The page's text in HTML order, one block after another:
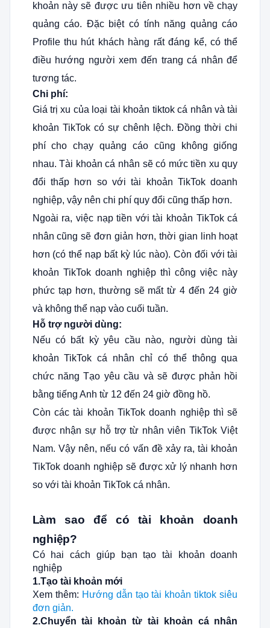
khoản này sẽ được ưu tiên nhiều hơn về chạy
quảng cáo. Đặc biệt có tính năng quảng cáo
Profile thu hút khách hàng rất đáng kể, có thể
điều hướng người xem đến trang cá nhân để
tương tác.
Chi phí:
Giá trị xu của loại tài khoản tiktok cá nhân và tài
khoản TikTok có sự chênh lệch. Đồng thời chi
phí cho chạy quảng cáo cũng không giống
nhau. Tài khoản cá nhân sẽ có mức tiền xu quy
đổi thấp hơn so với tài khoản TikTok doanh
nghiệp, vậy nên chi phí quy đổi cũng thấp hơn.
Ngoài ra, việc nạp tiền với tài khoản TikTok cá
nhân cũng sẽ đơn giản hơn, thời gian linh hoạt
hơn (có thể nạp bất kỳ lúc nào). Còn đối với tài
khoản TikTok doanh nghiệp thì công việc này
phức tạp hơn, thường sẽ mất từ 4 đến 24 giờ
và không thể nạp vào cuối tuần.
Hỗ trợ người dùng:
Nếu có bất kỳ yêu cầu nào, người dùng tài
khoản TikTok cá nhân chỉ có thể thông qua
chức năng Tạo yêu cầu và sẽ được phản hồi
bằng tiếng Anh từ 12 đến 24 giờ đồng hồ.
Còn các tài khoản TikTok doanh nghiệp thì sẽ
được nhận sự hỗ trợ từ nhân viên TikTok Việt
Nam. Vậy nên, nếu có vấn đề xảy ra, tài khoản
TikTok doanh nghiệp sẽ được xử lý nhanh hơn
so với tài khoản TikTok cá nhân.
Làm sao để có tài khoản doanh
nghiệp?
Có hai cách giúp bạn tạo tài khoản doanh
nghiệp
1.Tạo tài khoản mới
Xem thêm: Hướng dẫn tạo tài khoản tiktok siêu
đơn giản.
2.Chuyển tài khoản từ tài khoản cá nhân